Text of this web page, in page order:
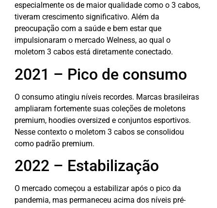
especialmente os de maior qualidade como o 3 cabos,
tiveram crescimento significativo. Além da
preocupação com a saúde e bem estar que
impulsionaram o mercado Welness, ao qual o
moletom 3 cabos está diretamente conectado.
2021 – Pico de consumo
O consumo atingiu níveis recordes. Marcas brasileiras
ampliaram fortemente suas coleções de moletons
premium, hoodies oversized e conjuntos esportivos.
Nesse contexto o moletom 3 cabos se consolidou
como padrão premium.
2022 – Estabilização
O mercado começou a estabilizar após o pico da
pandemia, mas permaneceu acima dos níveis pré-